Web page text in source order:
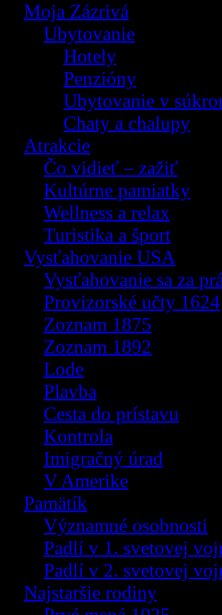
Moja Zázrivá
Ubytovanie
Hotely
Penzióny
Ubytovanie v
Chaty a chalupy
Atrakcie
Čo vidieť – zažiť
Kultúrne pamiatky
Wellness a relax
Turistika a šport
Vysťahovanie USA
Vysťahovanie sa za
Provizorské učty 1624
Zoznam 1875
Zoznam 1892
Lode
Plavba
Cesta do prístavu
Kontrola
Imigračný úrad
V Amerike
Pamätík
Významné osobnosti
Padlí v 1. svetovej
Padlí v 2. svetovej
Najstaršie rodiny